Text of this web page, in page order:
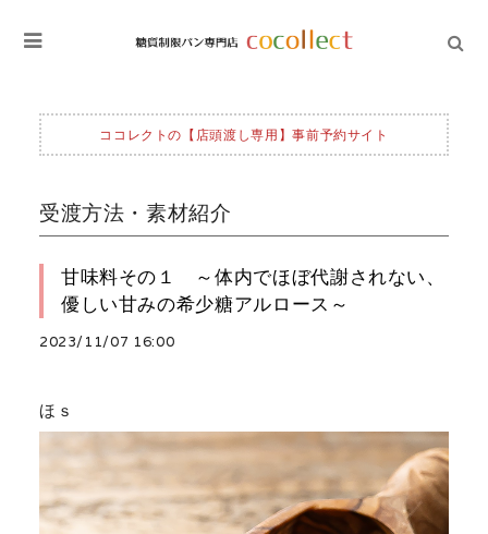
ココレクトの【店頭渡し専用】事前予約サイト
受渡方法・素材紹介
甘味料その１ ～体内でほぼ代謝されない、
優しい甘みの希少糖アルロース～
2023/11/07 16:00
ほｓ